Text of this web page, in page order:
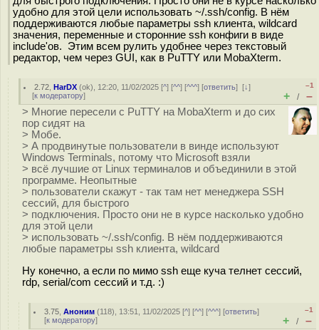
удобно для этой цели использовать ~/.ssh/config. В нём
поддерживаются любые параметры ssh клиента, wildcard
значения, переменные и сторонние ssh конфиги в виде
include'ов. Этим всем рулить удобнее через текстовый
редактор, чем через GUI, как в PuTTY или MobaXterm.
2.72 ,HarDX (ok), 12:20, 11/02/2025 [^] [^^] [^^^] [ответить][↓]
[к модератору]
–1
+ / –
> Многие пересели с PuTTY на MobaXterm и до сих
пор сидят на
> Мобе.
> А продвинутые пользователи в винде используют
Windows Terminals, потому что Microsoft взяли
> всё лучшие от Linux терминалов и объединили в этой
программе. Неопытные
> пользователи скажут - так там нет менеджера SSH
сессий, для быстрого
> подключения. Просто они не в курсе насколько удобно
для этой цели
> использовать ~/.ssh/config. В нём поддерживаются
любые параметры ssh клиента, wildcard
Ну конечно, а если по мимо ssh еще куча телнет сессий,
rdp, serial/com сессий и т.д. :)
3.75 ,Аноним (118), 13:51, 11/02/2025 [^] [^^] [^^^] [ответить]
[к модератору]
–1
+ / –